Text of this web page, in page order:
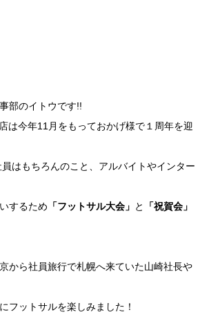
部のイトウです!!
は今年11月をもっておかげ様で１周年を迎
はもちろんのこと、アルバイトやインター
するため 「フットサル大会」 と
「祝賀会」
から社員旅行で札幌へ来ていた山崎社長や
フットサルを楽しみました！